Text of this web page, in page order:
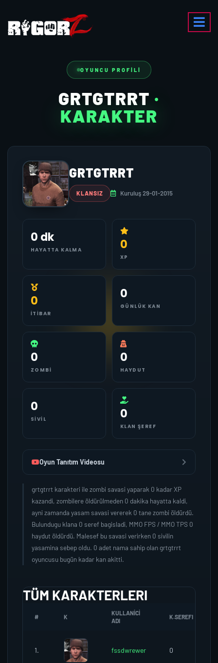
OYUNCU PROFILI
GRTGTRRT ·
KARAKTER
GRTGTRRT
KLANSIZ Kuruluş 29-01-2015
0 dk
HAYATTA KALMA 0
XP
0
İTIBAR
0
GÜNLÜK KAN
0
ZOMBI
0
HAYDUT
0
SIVIL 0
KLAN ŞEREF
Oyun Tanıtım Videosu
grtgtrrt karakteri ile zombi savasi yaparak 0 kadar XP
kazandi, zombilere öldürülmeden 0 dakika hayatta kaldi,
ayni zamanda yasam savasi vererek 0 tane zombi öldürdü.
Bulundugu klana 0 seref bagisladi, MMO FPS / MMO TPS 0
haydut öldürdü. Malesef bu savasi verirken 0 sivilin
yasamina sebep oldu. 0 adet nama sahip olan grtgtrrt
oyuncusu bugün kadar kan akitti.
TÜM KARAKTERLERI
# K
KULLANICI
ADI
K.SEREFI
1. fssdwrewer 0